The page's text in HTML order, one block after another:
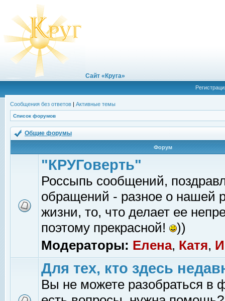
Сайт «Круга»
Сообщения без ответов | Активные темы
Список форумов
Общие форумы
Форум
"КРУГоверть"
Россыпь сообщений,
обращений - разное о нашей
жизни, то, что делает ее
поэтому прекрасной!
))
Модераторы: Елена, Катя,
Для тех, кто здесь
Вы не можете разобраться в